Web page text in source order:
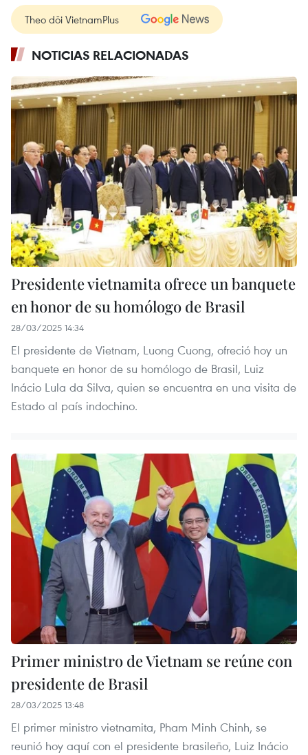
Theo dõi VietnamPlus
NOTICIAS RELACIONADAS
Presidente vietnamita ofrece un banquete
en honor de su homólogo de Brasil
28/03/2025 14:34
El presidente de Vietnam, Luong Cuong, ofreció hoy un
banquete en honor de su homólogo de Brasil, Luiz
Inácio Lula da Silva, quien se encuentra en una visita de
Estado al país indochino.
Primer ministro de Vietnam se reúne con
presidente de Brasil
28/03/2025 13:48
El primer ministro vietnamita, Pham Minh Chinh, se
reunió hoy aquí con el presidente brasileño, Luiz Inácio